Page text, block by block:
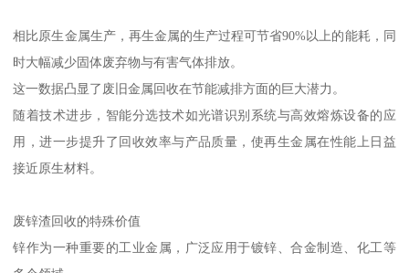
相比原生金属生产，再生金属的生产过程可节省90%以上的能耗，同
时大幅减少固体废弃物与有害气体排放。
这一数据凸显了废旧金属回收在节能减排方面的巨大潜力。
随着技术进步，智能分选技术如光谱识别系统与高效熔炼设备的应
用，进一步提升了回收效率与产品质量，使再生金属在性能上日益
接近原生材料。
废锌渣回收的特殊价值
锌作为一种重要的工业金属，广泛应用于镀锌、合金制造、化工等